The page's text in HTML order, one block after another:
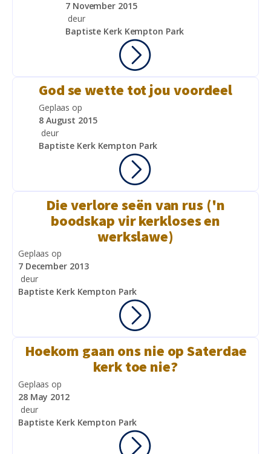
7 November 2015
deur
Baptiste Kerk Kempton Park
God se wette tot jou voordeel
Geplaas op
8 August 2015
deur
Baptiste Kerk Kempton Park
Die verlore seën van rus ('n
boodskap vir kerkloses en
werkslawe)
Geplaas op
7 December 2013
deur
Baptiste Kerk Kempton Park
Hoekom gaan ons nie op Saterdae
kerk toe nie?
Geplaas op
28 May 2012
deur
Baptiste Kerk Kempton Park